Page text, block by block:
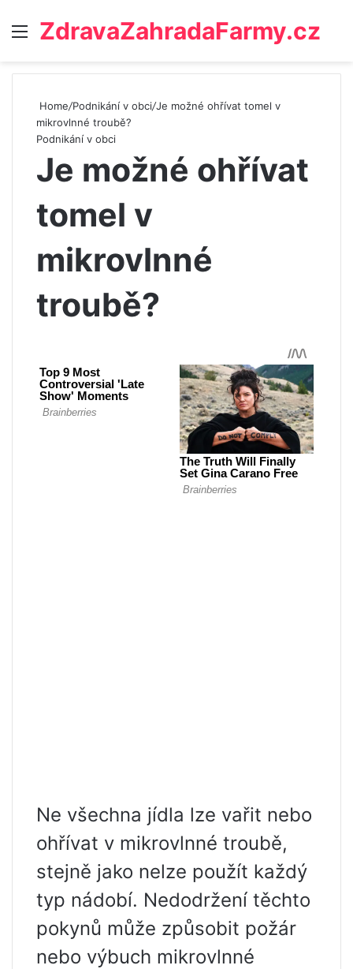
Menu
ZdravaZahradaFarmy.cz
Home/Podnikání v obci/Je možné ohřívat tomel v
mikrovlnné troubě?
Podnikání v obci
Je možné ohřívat
tomel v
mikrovlnné
troubě?
Ne všechna jídla lze vařit nebo
ohřívat v mikrovlnné troubě,
stejně jako nelze použít každý
typ nádobí. Nedodržení těchto
pokynů může způsobit požár
nebo výbuch mikrovlnné